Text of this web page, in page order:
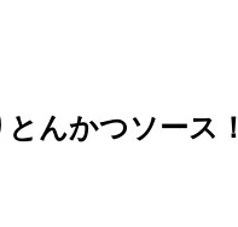
んかつソース！